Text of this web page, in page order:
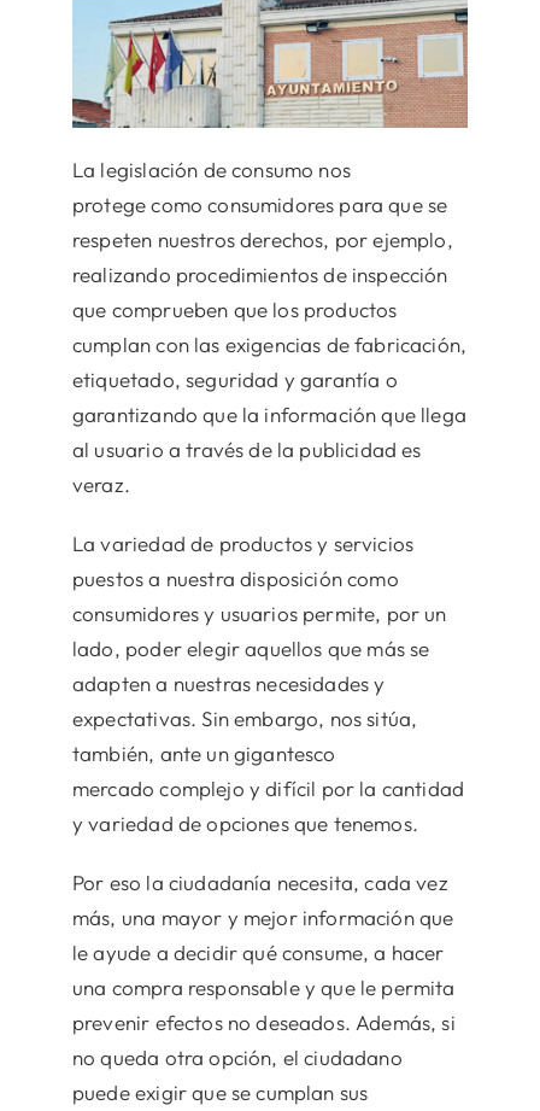
La legislación de consumo nos
protege como consumidores para que se
respeten nuestros derechos, por ejemplo,
realizando procedimientos de inspección
que comprueben que los productos
cumplan con las exigencias de fabricación,
etiquetado, seguridad y garantía o
garantizando que la información que llega
al usuario a través de la publicidad es
veraz.
La variedad de productos y servicios
puestos a nuestra disposición como
consumidores y usuarios permite, por un
lado, poder elegir aquellos que más se
adapten a nuestras necesidades y
expectativas. Sin embargo, nos sitúa,
también, ante un gigantesco
mercado complejo y difícil por la cantidad
y variedad de opciones que tenemos.
Por eso la ciudadanía necesita, cada vez
más, una mayor y mejor información que
le ayude a decidir qué consume, a hacer
una compra responsable y que le permita
prevenir efectos no deseados. Además, si
no queda otra opción, el ciudadano
puede exigir que se cumplan sus